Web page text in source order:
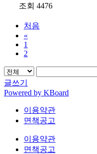
조회 4476
처음
«
1
2
글쓰기
Powered by KBoard
이용약관
면책공고
이용약관
면책공고